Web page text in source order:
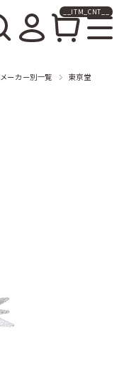
__ITM_CNT__
メーカー別一覧 東京堂